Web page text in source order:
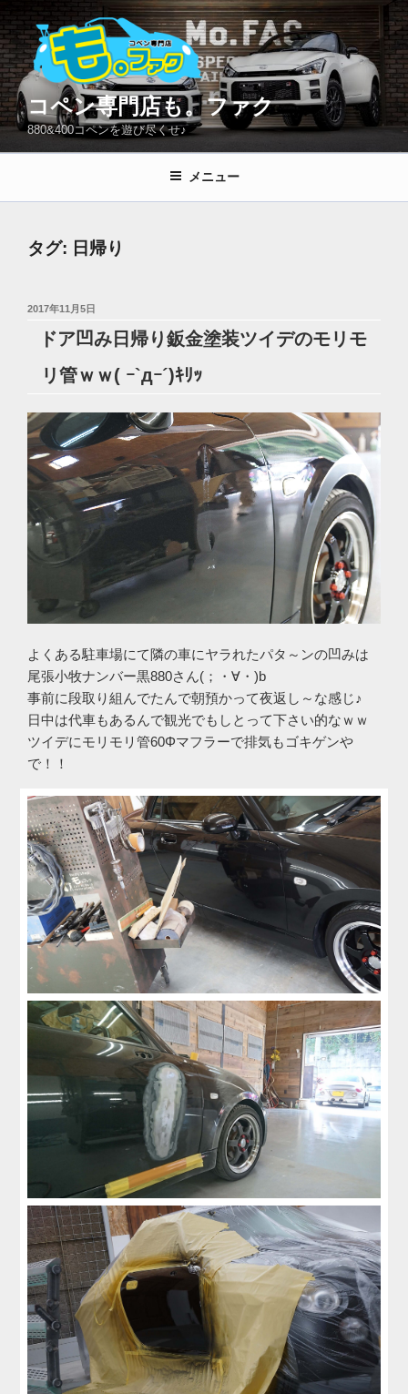
ン
テ
ン
ツ
へ
プ
コペン専門店も。ファク
880&400コペンを遊び尽くせ♪
メニュー
タグ: 日帰り
投
2017年11月5日
ドア凹み日帰り鈑金塗装ツイデのモリモ
リ管ｗｗ( ｰ`дｰ´)ｷﾘｯ
よくある駐車場にて隣の車にヤラれたパタ～ンの凹みは
尾張小牧ナンバー黒880さん(；・∀・)b
事前に段取り組んでたんで朝預かって夜返し～な感じ♪
日中は代車もあるんで観光でもしとって下さい的なｗｗ
ツイデにモリモリ管60Φマフラーで排気もゴキゲンや
で！！